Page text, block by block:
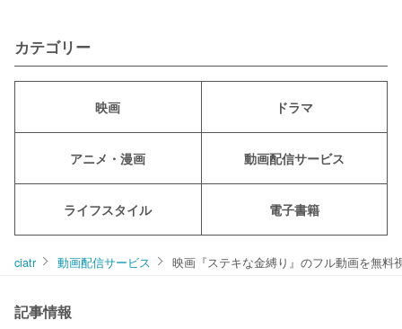
カテゴリー
映画 ドラマ
アニメ・漫画 動画配信サービス
ライフスタイル 電子書籍
ciatr 動画配信サービス 映画『ステキな金縛り』のフル動画を無料
記事情報